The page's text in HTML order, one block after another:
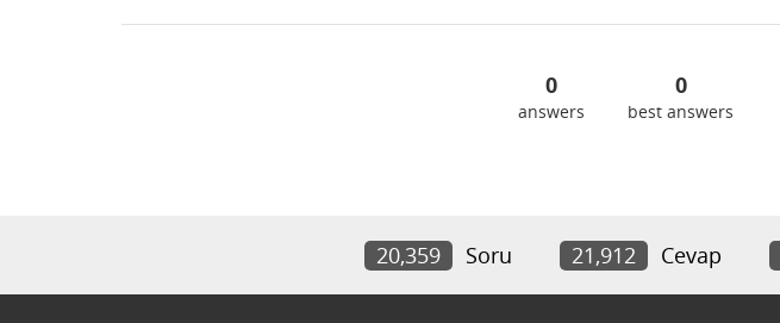
0
answers
0
best answers
20,359 Soru 21,912 Cevap